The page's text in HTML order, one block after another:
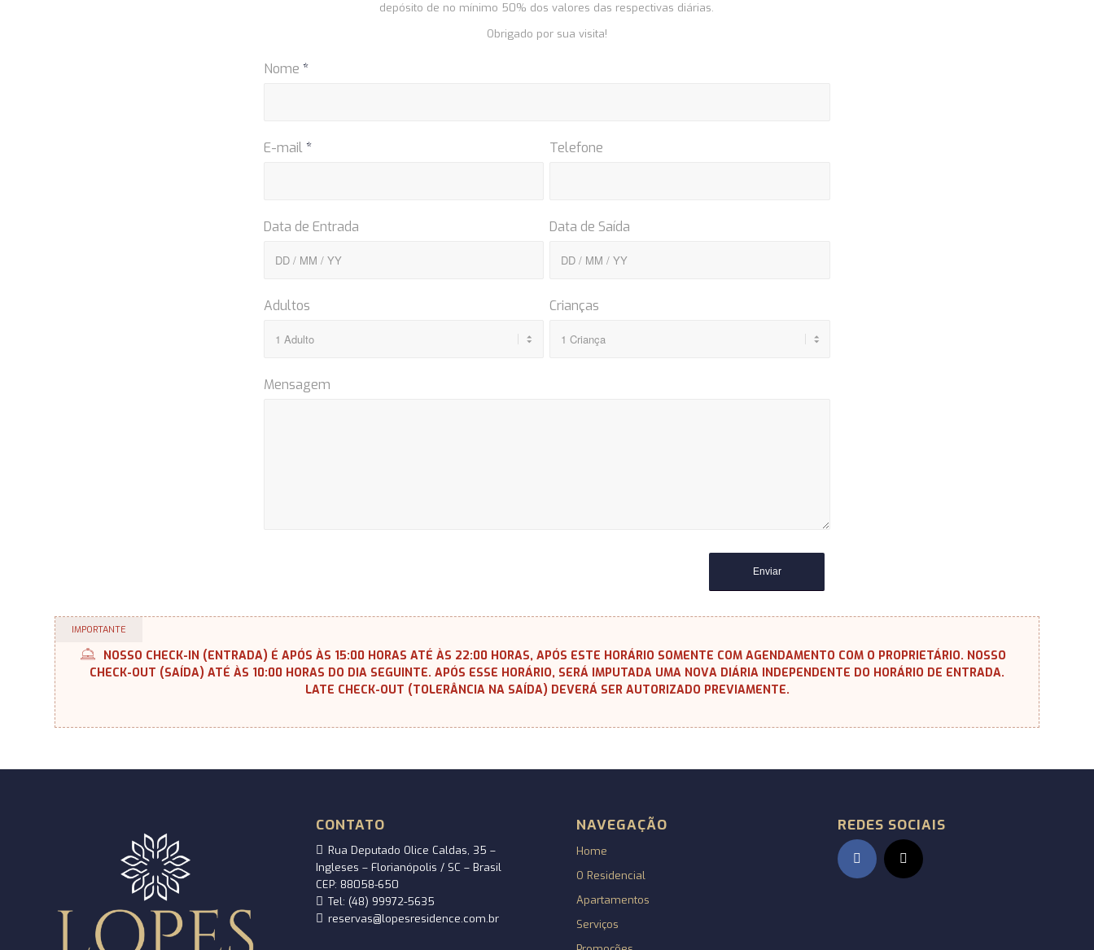
depósito de no mínimo 50% dos valores das respectivas diárias.
Obrigado por sua visita!
Nome *
E-mail* Telefone
Data de Entrada Data de Saída
Adultos Crianças
Mensagem
IMPORTANTE
NOSSO CHECK-IN (ENTRADA) É APÓS ÀS 15:00 HORAS ATÉ ÀS 22:00 HORAS, APÓS ESTE HORÁRIO SOMENTE COM AGENDAMENTO COM O PROPRIETÁRIO. NOSSO
CHECK-OUT (SAÍDA) ATÉ ÀS 10:00 HORAS DO DIA SEGUINTE. APÓS ESSE HORÁRIO, SERÁ IMPUTADA UMA NOVA DIÁRIA INDEPENDENTE DO HORÁRIO DE ENTRADA.
LATE CHECK-OUT (TOLERÂNCIA NA SAÍDA) DEVERÁ SER AUTORIZADO PREVIAMENTE.
CONTATO
Rua Deputado Olice Caldas, 35 –
Ingleses – Florianópolis / SC – Brasil
CEP: 88058-650
Tel: (48) 99972-5635
reservas@lopesresidence.com.br
NAVEGAÇÃO
Home
O Residencial
Apartamentos
Serviços
REDES SOCIAIS